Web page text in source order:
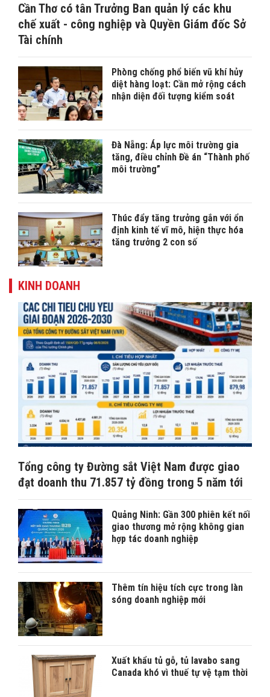
Cần Thơ có tân Trưởng Ban quản lý các khu
chế xuất - công nghiệp và Quyền Giám đốc Sở
Tài chính
Phòng chống phổ biến vũ khí hủy
diệt hàng loạt: Cần mở rộng cách
nhận diện đối tượng kiểm soát
Đà Nẵng: Áp lực môi trường gia
tăng, điều chỉnh Đề án “Thành phố
môi trường”
Thúc đẩy tăng trưởng gắn với ổn
định kinh tế vĩ mô, hiện thực hóa
tăng trưởng 2 con số
KINH DOANH
Tổng công ty Đường sắt Việt Nam được giao
đạt doanh thu 71.857 tỷ đồng trong 5 năm tới
Quảng Ninh: Gần 300 phiên kết nối
giao thương mở rộng không gian
hợp tác doanh nghiệp
Thêm tín hiệu tích cực trong làn
sóng doanh nghiệp mới
Xuất khẩu tủ gỗ, tủ lavabo sang
Canada khó vì thuế tự vệ tạm thời